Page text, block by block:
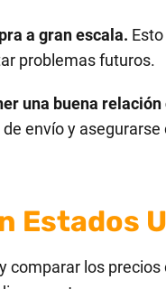
a gran escala.
problemas futuros.
una buena
envío y
Estados
los